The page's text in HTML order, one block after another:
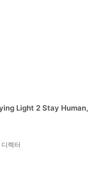
Light 2 Stay Human,
렉터